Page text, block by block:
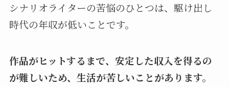
シナリオライターの苦悩のひとつは、駆け出し
時代の年収が低いことです。
作品がヒットするまで、安定した収入を得るの
が難しいため、生活が苦しいことがあります。